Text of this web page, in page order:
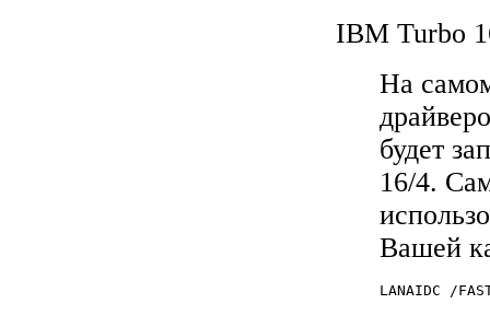
IBM Turbo
На
будет
16/4.
Вашей
LANAIDC /